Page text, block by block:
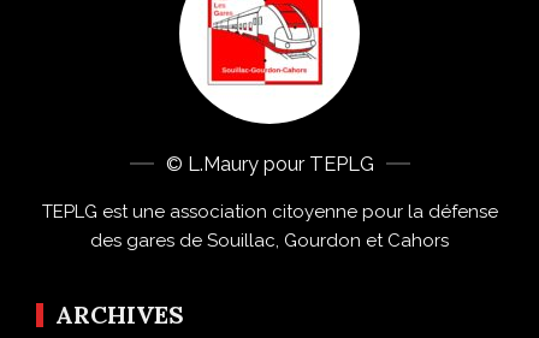
© L.Maury pour TEPLG
TEPLG est une association citoyenne pour la défense
des gares de Souillac, Gourdon et Cahors
ARCHIVES